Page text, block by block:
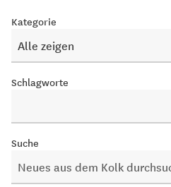
Kategorie
Alle zeigen
Schlagworte
Suche